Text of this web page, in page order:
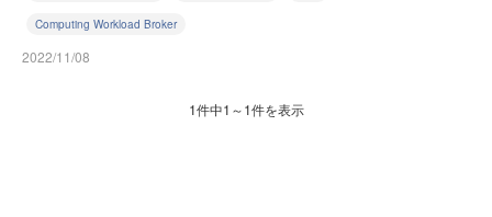
Computing Workload Broker
2022/11/08
1件中1～1件を表示